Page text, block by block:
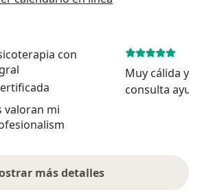
con
valoran mi
Muy cálida y
consulta
más detalles
sobre la experiencia